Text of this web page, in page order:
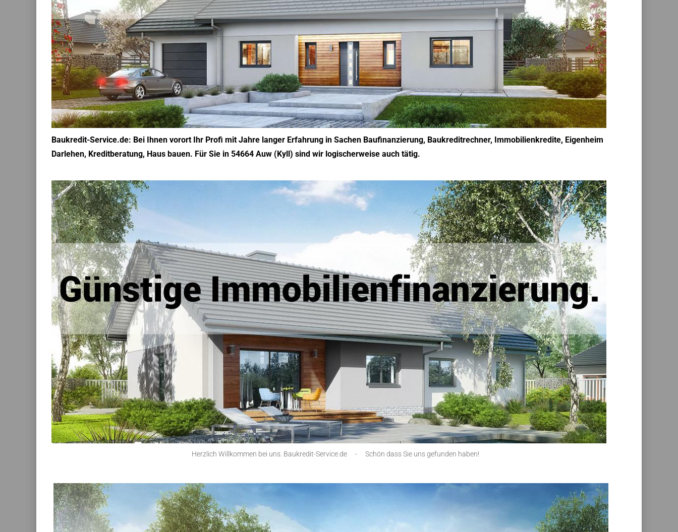
Baukredit-Service.de: Bei Ihnen vorort Ihr Profi mit Jahre langer Erfahrung in Sachen Baufinanzierung, Baukreditrechner, Immobilienkredite, Eigenheim
Darlehen, Kreditberatung, Haus bauen. Für Sie in 54664 Auw (Kyll) sind wir logischerweise auch tätig.
Herzlich Willkommen bei uns. Baukredit-Service.de - Schön dass Sie uns gefunden haben!